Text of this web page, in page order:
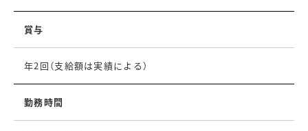
賞与
年2回（支給額は実績による）
勤務時間